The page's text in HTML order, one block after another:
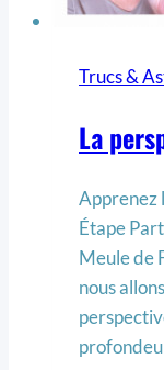
Trucs &
La
Apprenez
Étape
Meule de
nous